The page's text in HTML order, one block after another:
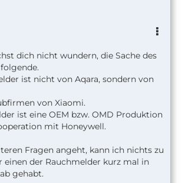
dich nicht wundern, die Sache des
ist nicht von Aqara, sondern von
von Xiaomi.
ist eine OEM bzw. OMD Produktion
mit Honeywell.
Fragen angeht, kann ich nichts zu
einen der Rauchmelder kurz mal in
gehabt.